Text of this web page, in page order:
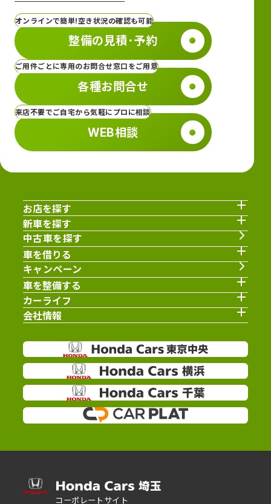
オンラインで簡単!空き状況の確認も可能
整備の見積･予約
ご用件ごとに専用のお問合せ窓口をご用意
各種お問合せ
来店不要でご自宅から気軽にプロに相談
WEB相談
お店を探す
新車を探す
中古車を探す
車を借りる
キャンペーン
車を整備する
カーライフ
会社情報
コーポレートサイト